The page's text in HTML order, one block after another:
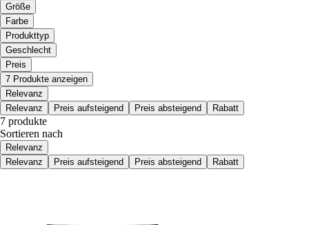
Größe
Farbe
Produkttyp
Geschlecht
Preis
7 Produkte anzeigen
Relevanz
Relevanz
Preis aufsteigend Preis absteigend Rabatt
7 produkte
Sortieren nach
Relevanz
Relevanz
Preis aufsteigend Preis absteigend Rabatt